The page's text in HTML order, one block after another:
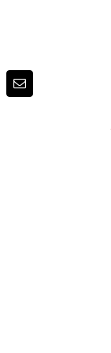
Email